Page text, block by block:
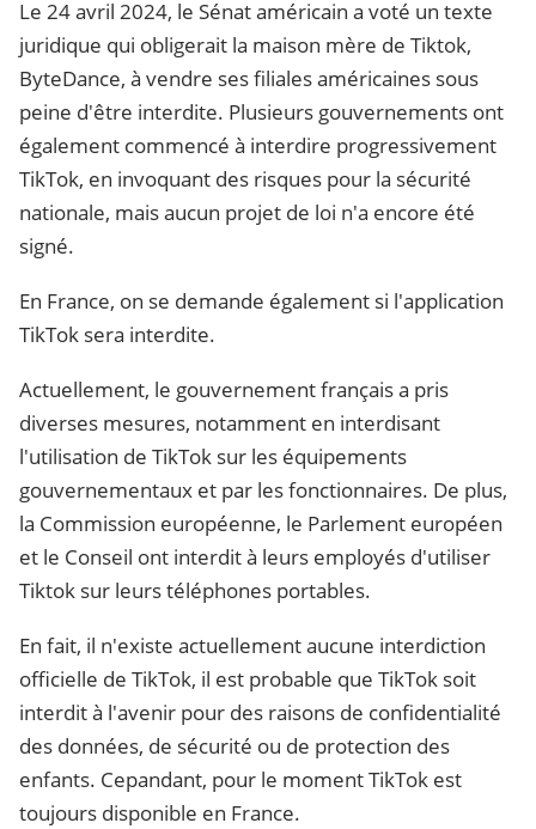
Le 24 avril 2024, le Sénat américain a voté un texte
juridique qui obligerait la maison mère de Tiktok,
ByteDance, à vendre ses filiales américaines sous
peine d'être interdite. Plusieurs gouvernements ont
également commencé à interdire progressivement
TikTok, en invoquant des risques pour la sécurité
nationale, mais aucun projet de loi n'a encore été
signé.
En France, on se demande également si l'application
TikTok sera interdite.
Actuellement, le gouvernement français a pris
diverses mesures, notamment en interdisant
l'utilisation de TikTok sur les équipements
gouvernementaux et par les fonctionnaires. De plus,
la Commission européenne, le Parlement européen
et le Conseil ont interdit à leurs employés d'utiliser
Tiktok sur leurs téléphones portables.
En fait, il n'existe actuellement aucune interdiction
officielle de TikTok, il est probable que TikTok soit
interdit à l'avenir pour des raisons de confidentialité
des données, de sécurité ou de protection des
enfants. Cepandant, pour le moment TikTok est
toujours disponible en France.